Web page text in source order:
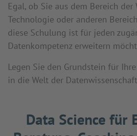
Egal, ob Sie aus dem Bereich
Technologie oder anderen
diese Schulung ist für jeden
Datenkompetenz erweitern
Legen Sie den Grundstein für
in die Welt der
Data Science für